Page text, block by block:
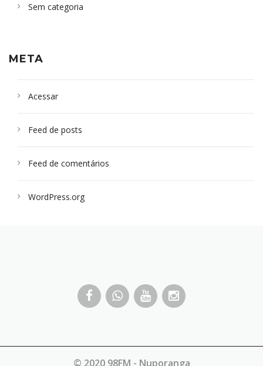
Sem categoria
META
Acessar
Feed de posts
Feed de comentários
WordPress.org
© 2020 98FM - Nuporanga